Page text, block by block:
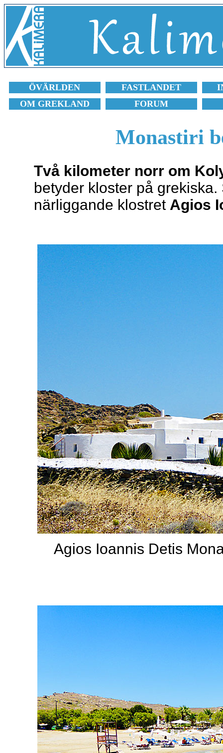
ÖVÄRLDEN FASTLANDET
OM GREKLAND
FORUM
Monastiri
Två kilometer norr om
betyder kloster på
närliggande klostret Agios
Agios Ioannis Detis